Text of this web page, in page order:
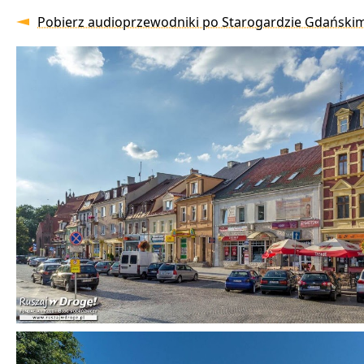
Pobierz audioprzewodniki po Starogardzie